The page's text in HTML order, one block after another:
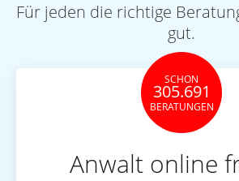
Für jeden die richtige
gut.
SCHON
305.691
BERATUNGEN
Anwalt online